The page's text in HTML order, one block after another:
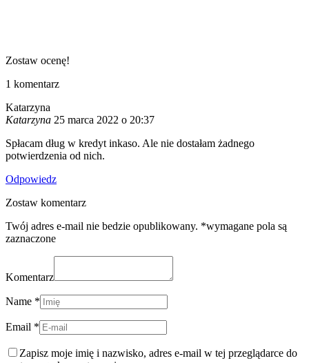
Zostaw ocenę!
1 komentarz
Katarzyna
Katarzyna 25 marca 2022 o 20:37
Spłacam dług w kredyt inkaso. Ale nie dostałam żadnego
potwierdzenia od nich.
Odpowiedz
Zostaw komentarz
Twój adres e-mail nie bedzie opublikowany. *wymagane pola są
zaznaczone
Komentarz
Name *
Email *
Zapisz moje imię i nazwisko, adres e-mail w tej przeglądarce do